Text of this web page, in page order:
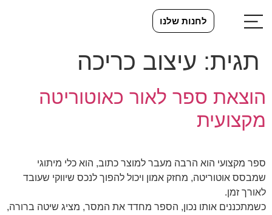
לחנות שלנו
תגית: עיצוב כריכה
הוצאת ספר לאור כאוטוריטה
מקצועית
ספר מקצועי הוא הרבה מעבר למוצר כתוב, הוא כלי מיתוגי
שמבסס אוטוריטה, מחזק אמון ויכול להפוך לנכס שיווקי שעובד
לאורך זמן.
כשמתכננים אותו נכון, הספר מחדד את המסר, מציג שיטה ברורה,